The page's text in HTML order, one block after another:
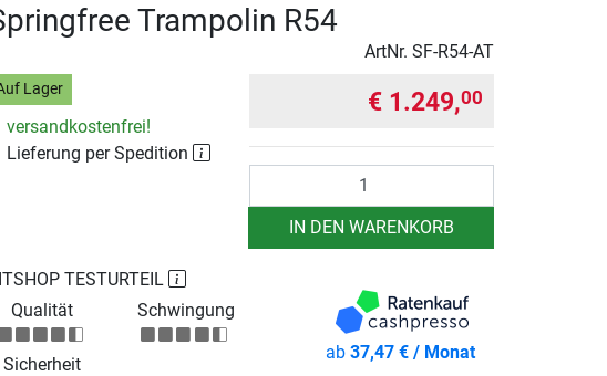
Trampolin R54
ArtNr. SF-R54-AT
Lager
versandkostenfrei!
Lieferung per Spedition
€ 1.249,00
IN DEN WARENKORB
TESTURTEIL
Qualität
Schwingung
Sicherheit
ab 37,47 € / Monat